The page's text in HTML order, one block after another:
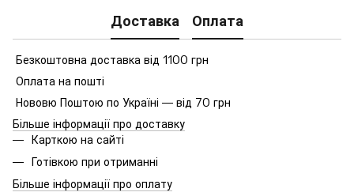
Доставка Оплата
Безкоштовна доставка від 1100 грн
Оплата на пошті
Нововю Поштою по Україні — від 70 грн
Більше інформації про доставку
Карткою на сайті
Готівкою при отриманні
Більше інформації про оплату